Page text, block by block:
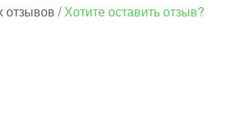
отзывов /Хотите оставить отзыв?